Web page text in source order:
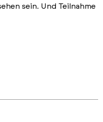
sein. Und Teilnahme